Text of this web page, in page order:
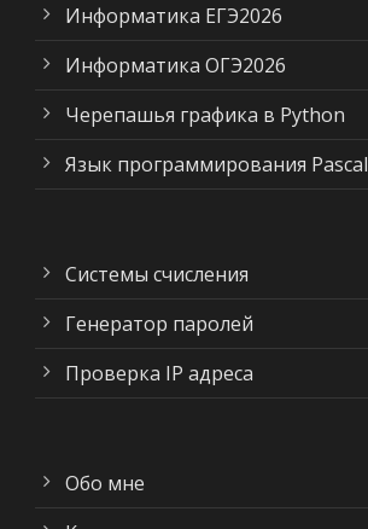
Информатика ЕГЭ2026
Информатика ОГЭ2026
Черепашья графика в Python
Язык программирования Pascal
Системы счисления
Генератор паролей
Проверка IP адреса
Обо мне